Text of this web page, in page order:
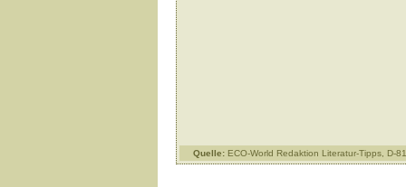
Quelle: ECO-World Redaktion Literatur-Tipps, D-